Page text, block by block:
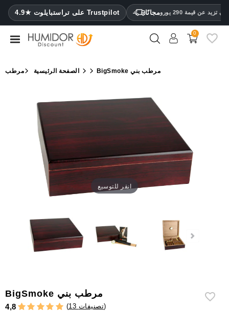
4.9★ على تراستبايلوت Trustpilot مجانًا عن قيمة 290 يورو CATEGORY
مرطب
خزائن
ترطيب
إكسسوارات
0
الصفحة الرئيسية مرطب BigSmoke مرطب بني
انقر للتوسيع
BigSmoke مرطب بني
4,8 ( 13 تصنيفات)